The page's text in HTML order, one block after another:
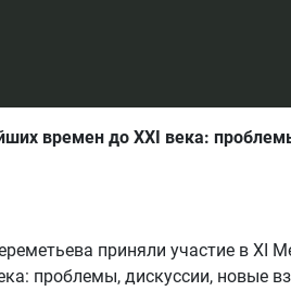
времен до XXI века:
приняли участие в XI
проблемы, дискуссии, новые